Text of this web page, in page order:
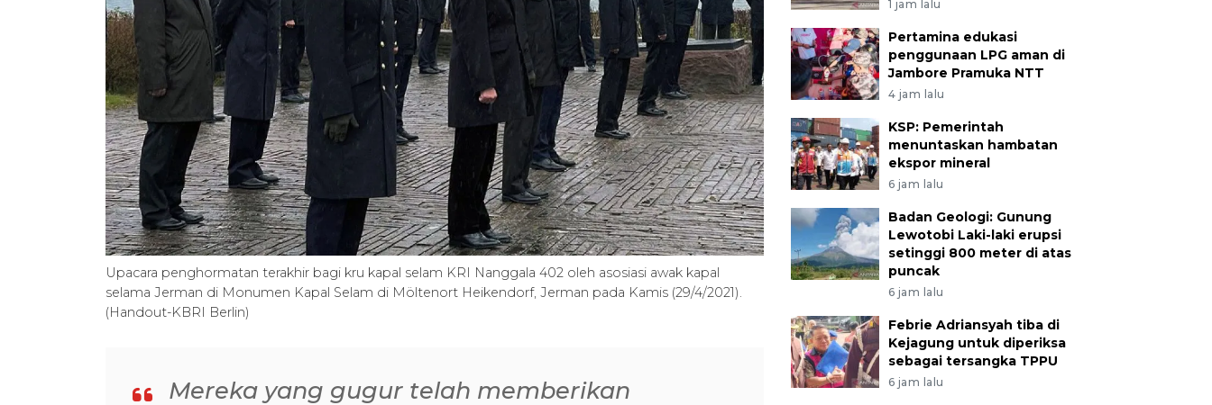
Upacara penghormatan terakhir bagi kru kapal selam KRI Nanggala 402 oleh asosiasi awak kapal
selama Jerman di Monumen Kapal Selam di Möltenort Heikendorf, Jerman pada Kamis (29/4/2021).
(Handout-KBRI Berlin)
Mereka yang gugur telah memberikan
1 jam lalu
Pertamina edukasi
penggunaan LPG aman di
Jambore Pramuka NTT
4 jam lalu
KSP: Pemerintah
menuntaskan hambatan
ekspor mineral
6 jam lalu
Badan Geologi: Gunung
Lewotobi Laki-laki erupsi
setinggi 800 meter di atas
puncak
6 jam lalu
Febrie Adriansyah tiba di
Kejagung untuk diperiksa
sebagai tersangka TPPU
6 jam lalu